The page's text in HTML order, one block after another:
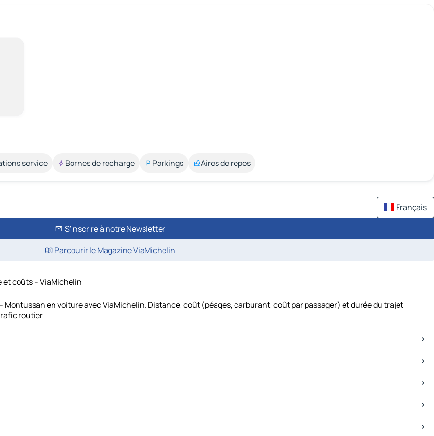
service Bornes de recharge Parkings Aires de repos
Français
S'inscrire à notre Newsletter
Parcourir le Magazine ViaMichelin
coûts – ViaMichelin
en voiture avec ViaMichelin. Distance, coût (péages, carburant, coût par passager) et durée du trajet
routier